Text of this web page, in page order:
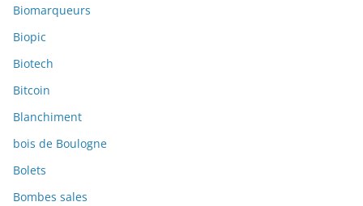
Biomarqueurs
Biopic
Biotech
Bitcoin
Blanchiment
bois de Boulogne
Bolets
Bombes sales